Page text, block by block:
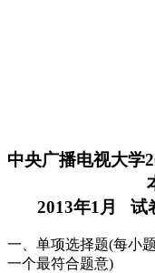
中央广播电视大学
2013年1月 试
一、单项选择题(每小
一个最符合题意)